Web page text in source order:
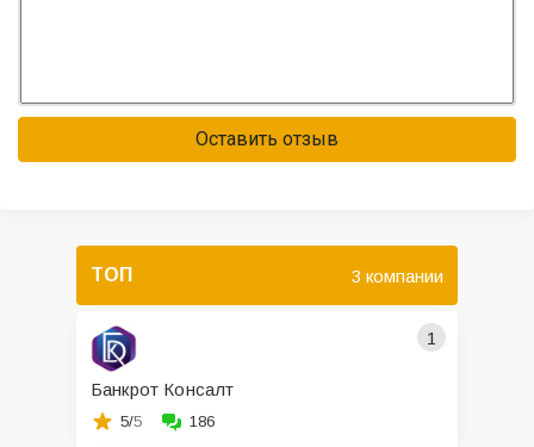
Оставить отзыв
ТОП 3 компании
1
Банкрот Консалт
5/5 186